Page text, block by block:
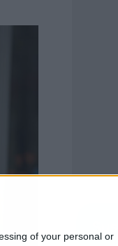
of your personal or